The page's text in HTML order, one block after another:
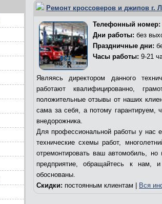
Ремонт кроссоверов и джипов г.
Телефонный
Дни работы: без
Праздничные дни:
Часы работы: 9-21
Являясь директором данного
работают квалифицированно,
положительные отзывы от наших
сама за себя, а потому гарантируем,
внедорожника.
Для профессиональной работы у нас
технические схемы работ,
отремонтировать ваш автомобиль,
предприятие, обращайтесь к
обоснованы.
Скидки: постоянным клиентам | Вся